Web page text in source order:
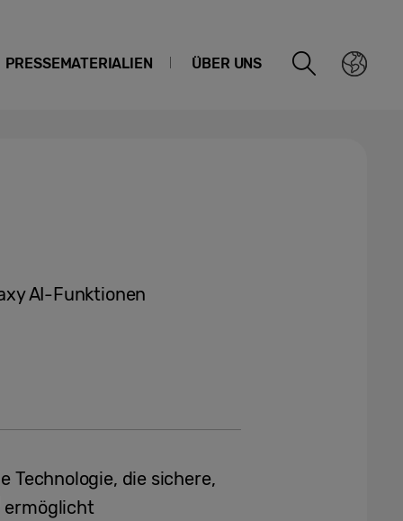
PRESSEMATERIALIEN ÜBER UNS
AI-Funktionen
Technologie, die sichere,
ermöglicht